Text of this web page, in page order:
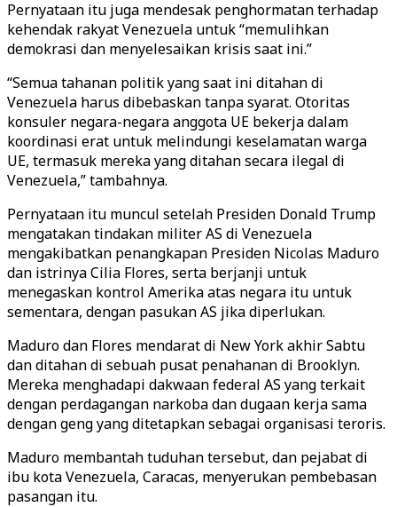
Pernyataan itu juga mendesak penghormatan terhadap
kehendak rakyat Venezuela untuk “memulihkan
demokrasi dan menyelesaikan krisis saat ini.”
“Semua tahanan politik yang saat ini ditahan di
Venezuela harus dibebaskan tanpa syarat. Otoritas
konsuler negara-negara anggota UE bekerja dalam
koordinasi erat untuk melindungi keselamatan warga
UE, termasuk mereka yang ditahan secara ilegal di
Venezuela,” tambahnya.
Pernyataan itu muncul setelah Presiden Donald Trump
mengatakan tindakan militer AS di Venezuela
mengakibatkan penangkapan Presiden Nicolas Maduro
dan istrinya Cilia Flores, serta berjanji untuk
menegaskan kontrol Amerika atas negara itu untuk
sementara, dengan pasukan AS jika diperlukan.
Maduro dan Flores mendarat di New York akhir Sabtu
dan ditahan di sebuah pusat penahanan di Brooklyn.
Mereka menghadapi dakwaan federal AS yang terkait
dengan perdagangan narkoba dan dugaan kerja sama
dengan geng yang ditetapkan sebagai organisasi teroris.
Maduro membantah tuduhan tersebut, dan pejabat di
ibu kota Venezuela, Caracas, menyerukan pembebasan
pasangan itu.